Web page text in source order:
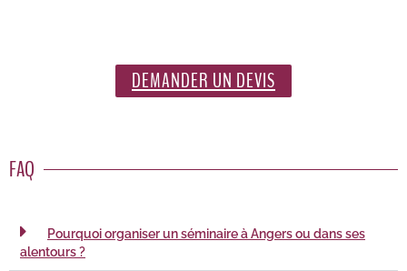
DEMANDER UN DEVIS
FAQ
Pourquoi organiser un séminaire à Angers ou dans ses
alentours ?